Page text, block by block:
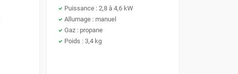
Puissance : 2,8 à 4,6 kW
Allumage : manuel
Gaz : propane
Poids : 3,4 kg